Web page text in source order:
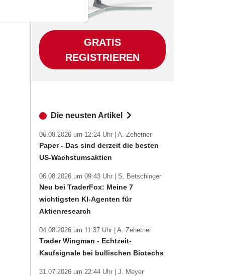
GRATIS
REGISTRIEREN
Die neusten Artikel
06.08.2026 um 12:24 Uhr | A. Zehetner
Paper - Das sind derzeit die besten
US-Wachstumsaktien
06.08.2026 um 09:43 Uhr | S. Betschinger
Neu bei TraderFox: Meine 7
wichtigsten KI-Agenten für
Aktienresearch
04.08.2026 um 11:37 Uhr | A. Zehetner
Trader Wingman - Echtzeit-
Kaufsignale bei bullischen Biotechs
31.07.2026 um 22:44 Uhr | J. Meyer